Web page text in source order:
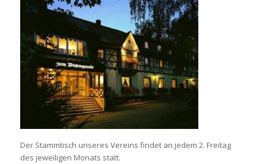
Der Stammtisch unseres Vereins findet an jedem 2. Freitag
des jeweiligen Monats statt.